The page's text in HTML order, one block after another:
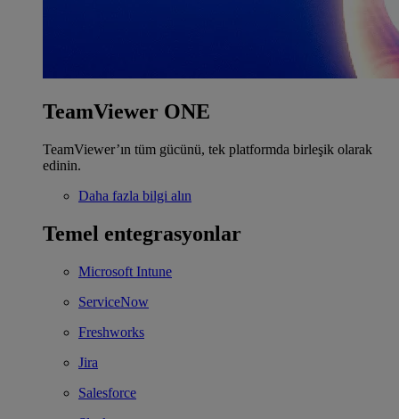
TeamViewer ONE
TeamViewer’ın tüm gücünü, tek platformda birleşik olarak
edinin.
Daha fazla bilgi alın
Temel entegrasyonlar
Microsoft Intune
ServiceNow
Freshworks
Jira
Salesforce